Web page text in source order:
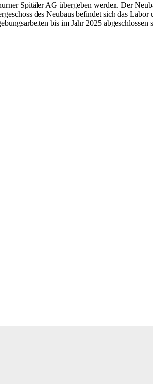
Spitäler AG übergeben werden. Der
des Neubaus befindet sich das
bis im Jahr 2025 abgeschlossen